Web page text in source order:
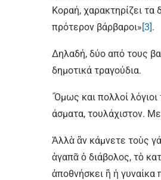
Κοραή, χαρακτηρίζει
πρότερον βάρβαροι»[3].
Δηλαδή, δύο από τους
δημοτικά τραγούδια.
΄Όμως και πολλοί
άσματα, τουλάχιστον.
Ἀλλὰ ἂν κάμνετε τοὺς
ἀγαπᾶ ὁ διάβολος, τὸ
ἀποθνήσκει ἢ ἡ γυναίκα